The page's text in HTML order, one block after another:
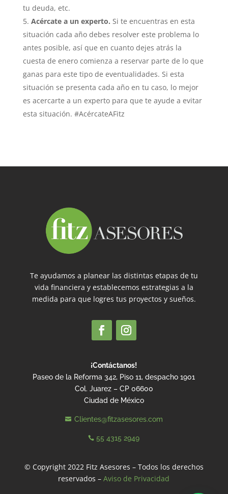
tu deuda, etc.
Acércate a un experto. Si te encuentras en esta
situación cada año debes resolver este problema lo
antes posible, así que en cuanto dejes atrás la
cuesta de enero comienza a reservar parte de lo que
ganas para este tipo de eventualidades. Si esta
situación se presenta cada año en tu caso, lo mejor
es acercarte a un experto para que te ayude a evitar
esta situación. #AcércateAFitz
Te ayudamos a planear las distintas etapas de tu
vida financiera y establecemos estrategias a la
medida para que logres tus proyectos y sueños.
¡Contáctanos!
Paseo de la Reforma 342, Piso 11, despacho 1901
Col. Juarez – CP 06600
Ciudad de México
 Clientes@fitzasesores.com
 55 4315 2949
© Copyright 2022 Fitz Asesores – Todos los derechos
reservados –Aviso de Privacidad